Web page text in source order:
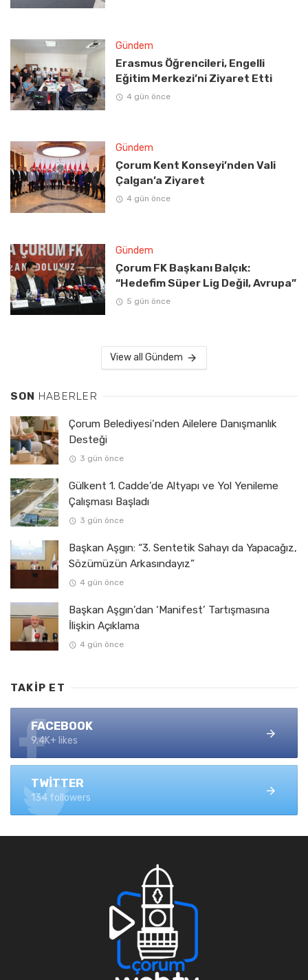
Gündem
Erasmus Öğrencileri, Engelli
Eğitim Merkezi’ni Ziyaret Etti
4 gün önce
Gündem
Çorum Kent Konseyi’nden Vali
Çalgan’a Ziyaret
4 gün önce
Gündem
Çorum FK Başkanı Balçık:
“Hedefim Süper Lig Değil, Avrupa”
5 gün önce
View all Gündem
SON HABERLER
Çorum Belediyesi’nden Ailelere Danışmanlık
Desteği
3 gün önce
Gülkent 1. Cadde’de Altyapı ve Yol Yenileme
Çalışması Başladı
3 gün önce
Başkan Aşgın: “3. Sentetik Sahayı da Yapacağız,
Sözümüzün Arkasındayız”
4 gün önce
Başkan Aşgın’dan ‘Manifest’ Tartışmasına
İlişkin Açıklama
4 gün önce
TAKIP ET
FACEBOOK
9.4K+ likes
TWITTER
134 followers